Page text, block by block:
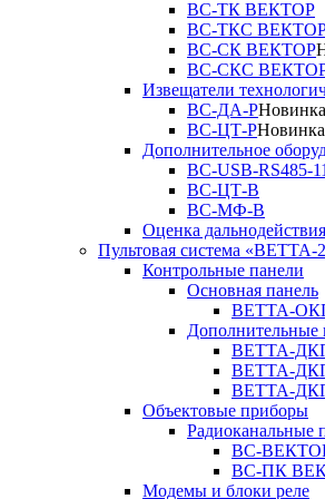
ВС-ТК ВЕКТОР
ВС-ТКС
ВС-СК ВЕКТОР
ВС-СКС
Извещатели
ВС-ДА-Р
ВС-ЦТ-Р
Дополнительное
ВС-USB-RS485-
ВС-ЦТ-В
ВС-МФ-В
Оценка
Пультовая система «ВЕТТА-
Контрольные панели
Основная панель
ВЕТТА-
Дополнительные
ВЕТТА-
ВЕТТА-
ВЕТТА-
Объектовые приборы
Радиоканальные
ВС-
ВС-ПК
Модемы и блоки реле